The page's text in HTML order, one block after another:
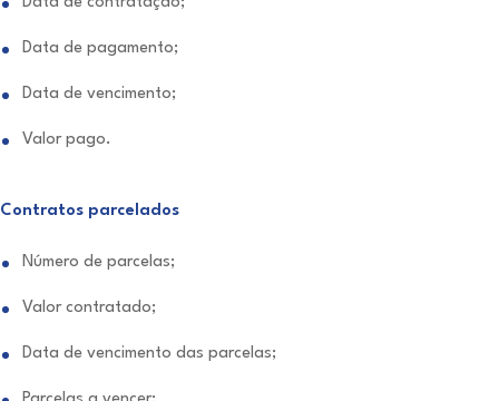
Data de pagamento;
Data de vencimento;
Valor pago.
Contratos parcelados
Número de parcelas;
Valor contratado;
Data de vencimento das parcelas;